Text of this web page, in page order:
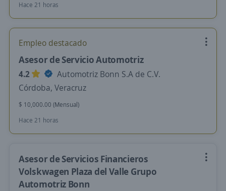
Hace 21 horas
Empleo destacado
Asesor de Servicio Automotriz
4.2
Automotriz Bonn S.A de C.V.
Córdoba, Veracruz
$ 10,000.00 (Mensual)
Hace 21 horas
Asesor de Servicios Financieros
Volskwagen Plaza del Valle Grupo
Automotriz Bonn